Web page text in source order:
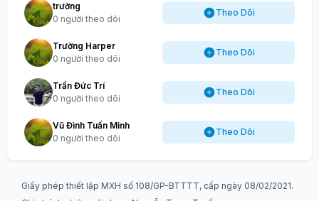
trường
0 người theo dõi
Theo Dõi
Trường Harper
0 người theo dõi
Theo Dõi
Trần Đức Trí
0 người theo dõi
Theo Dõi
Vũ Đình Tuấn Minh
0 người theo dõi
Theo Dõi
Giấy phép thiết lập MXH số 108/GP-BTTTT, cấp ngày 08/02/2021.